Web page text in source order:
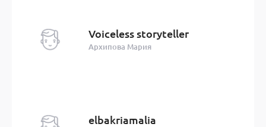
Voiceless storyteller
Архипова Мария
elbakriamalia